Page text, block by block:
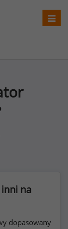
na
dopasowany